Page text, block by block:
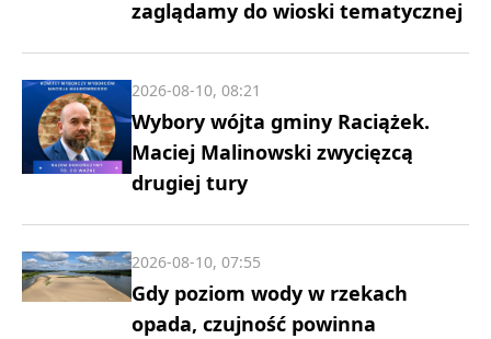
zaglądamy do wioski tematycznej
Wybory wójta gminy Raciążek.
Maciej Malinowski zwycięzcą
drugiej tury
2026-08-10, 08:21
Gdy poziom wody w rzekach
opada, czujność powinna
2026-08-10, 07:55